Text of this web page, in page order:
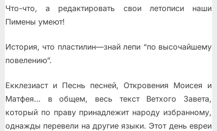
Что-что, а редактировать свои летописи наши
Пимены умеют!
История, что пластилин—знай лепи “по высочайшему
повелению”.
Екклезиаст и Песнь песней, Откровения Моисея и
Матфея… в общем, весь текст Ветхого Завета,
который по праву принадлежит народу избранному,
однажды перевели на другие языки. Этот день евреи